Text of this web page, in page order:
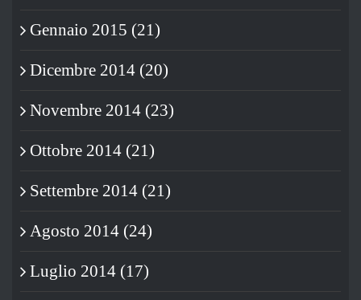
Gennaio 2015 (21)
Dicembre 2014 (20)
Novembre 2014 (23)
Ottobre 2014 (21)
Settembre 2014 (21)
Agosto 2014 (24)
Luglio 2014 (17)